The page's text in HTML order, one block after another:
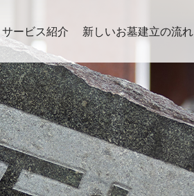
サービス紹介 新しいお墓建立の流れ